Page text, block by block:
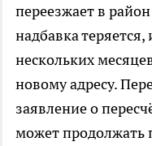
переезжает в
надбавка
нескольких
новому адресу.
заявление о
может продолжать